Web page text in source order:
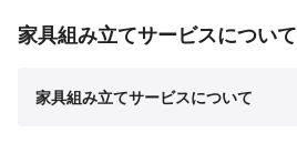
家具組み立てサービスについて
家具組み立てサービスについて